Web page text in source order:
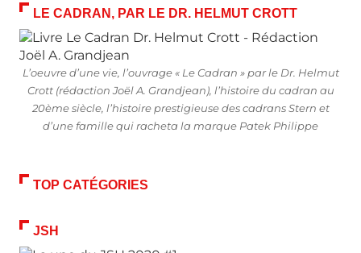
LE CADRAN, PAR LE DR. HELMUT CROTT
L’oeuvre d’une vie, l’ouvrage « Le Cadran » par le Dr. Helmut
Crott (rédaction Joël A. Grandjean), l’histoire du cadran au
20ème siècle, l’histoire prestigieuse des cadrans Stern et
d’une famille qui racheta la marque Patek Philippe
TOP CATÉGORIES
JSH